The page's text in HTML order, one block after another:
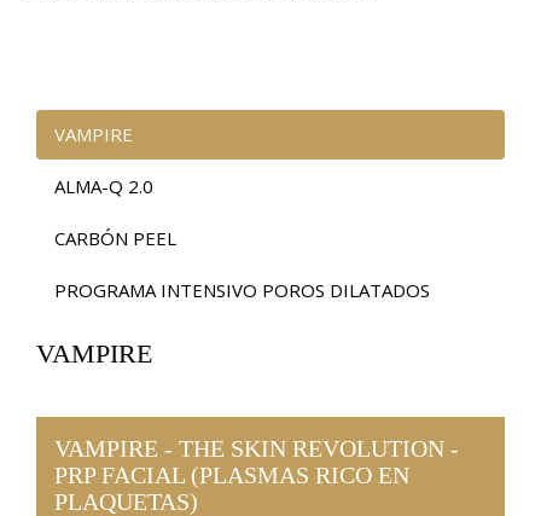
VAMPIRE
ALMA-Q 2.0
CARBÓN PEEL
PROGRAMA INTENSIVO POROS DILATADOS
VAMPIRE
VAMPIRE - THE SKIN REVOLUTION -
PRP FACIAL (PLASMAS RICO EN
PLAQUETAS)